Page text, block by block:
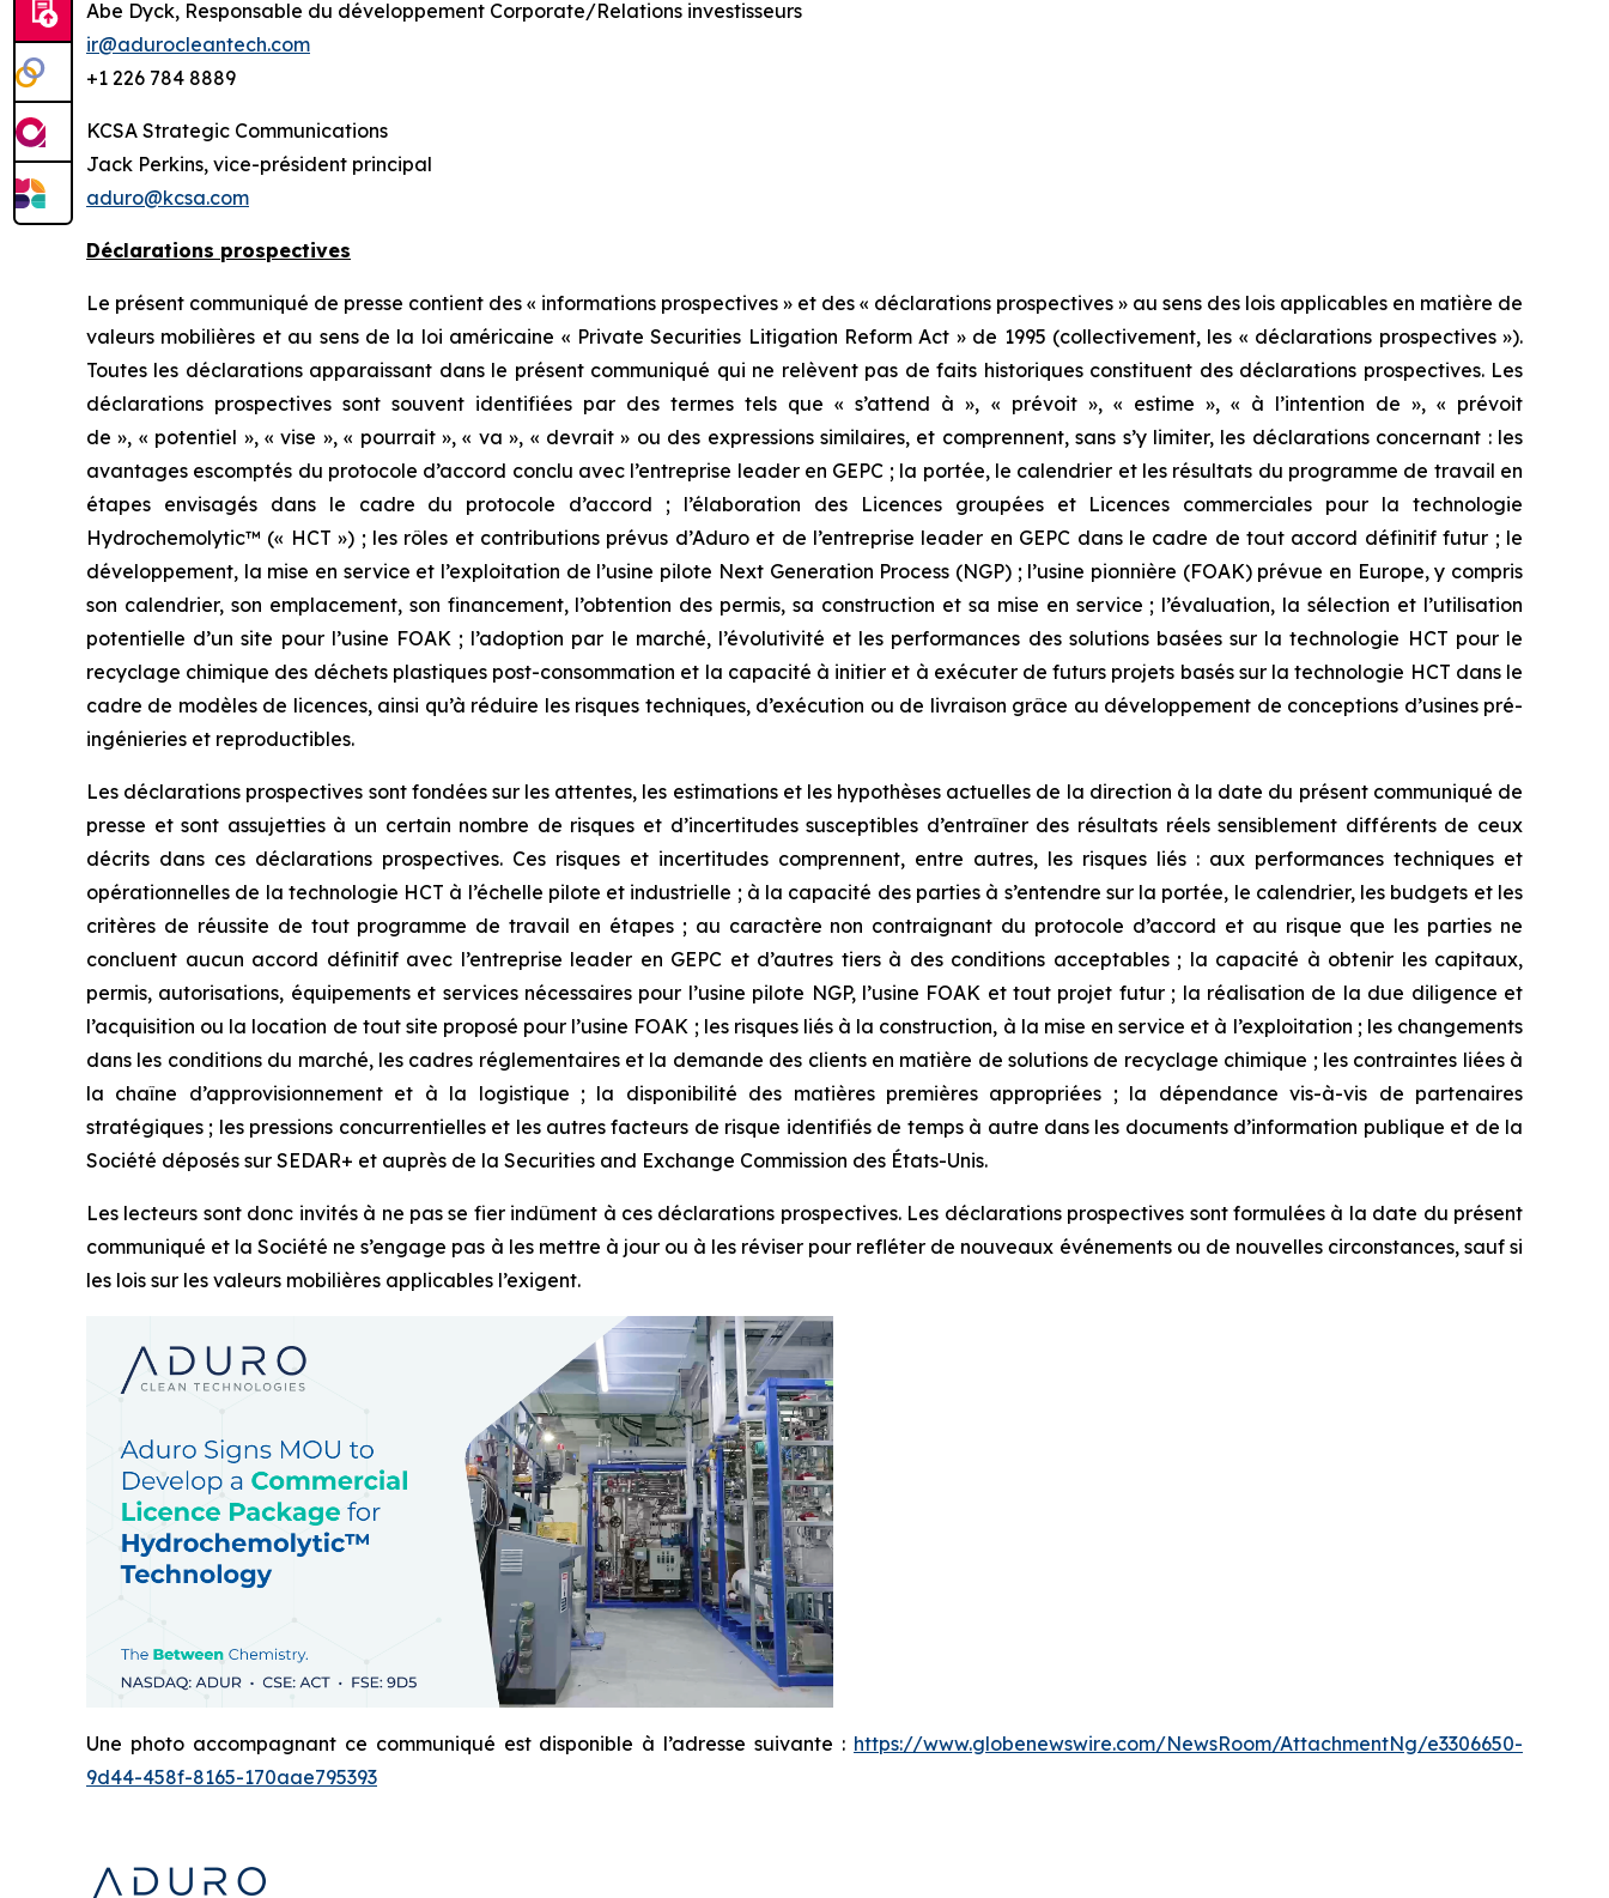
Abe Dyck, Responsable du développement Corporate/Relations investisseurs
ir@adurocleantech.com
+1 226 784 8889
KCSA Strategic Communications
Jack Perkins, vice-président principal
aduro@kcsa.com
Déclarations prospectives
Le présent communiqué de presse contient des « informations prospectives » et des « déclarations prospectives » au sens des lois applicables en matière de
valeurs mobilières et au sens de la loi américaine « Private Securities Litigation Reform Act » de 1995 (collectivement, les « déclarations prospectives »).
Toutes les déclarations apparaissant dans le présent communiqué qui ne relèvent pas de faits historiques constituent des déclarations prospectives. Les
déclarations prospectives sont souvent identifiées par des termes tels que « s’attend à », « prévoit », « estime », « à l’intention de », « prévoit
de », « potentiel », « vise », « pourrait », « va », « devrait » ou des expressions similaires, et comprennent, sans s’y limiter, les déclarations concernant : les
avantages escomptés du protocole d’accord conclu avec l’entreprise leader en GEPC ; la portée, le calendrier et les résultats du programme de travail en
étapes envisagés dans le cadre du protocole d’accord ; l’élaboration des Licences groupées et Licences commerciales pour la technologie
Hydrochemolytic™ (« HCT ») ; les rôles et contributions prévus d’Aduro et de l’entreprise leader en GEPC dans le cadre de tout accord définitif futur ; le
développement, la mise en service et l’exploitation de l’usine pilote Next Generation Process (NGP) ; l’usine pionnière (FOAK) prévue en Europe, y compris
son calendrier, son emplacement, son financement, l’obtention des permis, sa construction et sa mise en service ; l’évaluation, la sélection et l’utilisation
potentielle d’un site pour l’usine FOAK ; l’adoption par le marché, l’évolutivité et les performances des solutions basées sur la technologie HCT pour le
recyclage chimique des déchets plastiques post-consommation et la capacité à initier et à exécuter de futurs projets basés sur la technologie HCT dans le
cadre de modèles de licences, ainsi qu’à réduire les risques techniques, d’exécution ou de livraison grâce au développement de conceptions d’usines pré-
ingénieries et reproductibles.
Les déclarations prospectives sont fondées sur les attentes, les estimations et les hypothèses actuelles de la direction à la date du présent communiqué de
presse et sont assujetties à un certain nombre de risques et d’incertitudes susceptibles d’entraîner des résultats réels sensiblement différents de ceux
décrits dans ces déclarations prospectives. Ces risques et incertitudes comprennent, entre autres, les risques liés : aux performances techniques et
opérationnelles de la technologie HCT à l’échelle pilote et industrielle ; à la capacité des parties à s’entendre sur la portée, le calendrier, les budgets et les
critères de réussite de tout programme de travail en étapes ; au caractère non contraignant du protocole d’accord et au risque que les parties ne
concluent aucun accord définitif avec l’entreprise leader en GEPC et d’autres tiers à des conditions acceptables ; la capacité à obtenir les capitaux,
permis, autorisations, équipements et services nécessaires pour l’usine pilote NGP, l’usine FOAK et tout projet futur ; la réalisation de la due diligence et
l’acquisition ou la location de tout site proposé pour l’usine FOAK ; les risques liés à la construction, à la mise en service et à l’exploitation ; les changements
dans les conditions du marché, les cadres réglementaires et la demande des clients en matière de solutions de recyclage chimique ; les contraintes liées à
la chaîne d’approvisionnement et à la logistique ; la disponibilité des matières premières appropriées ; la dépendance vis-à-vis de partenaires
stratégiques ; les pressions concurrentielles et les autres facteurs de risque identifiés de temps à autre dans les documents d’information publique et de la
Société déposés sur SEDAR+ et auprès de la Securities and Exchange Commission des États-Unis.
Les lecteurs sont donc invités à ne pas se fier indûment à ces déclarations prospectives. Les déclarations prospectives sont formulées à la date du présent
communiqué et la Société ne s’engage pas à les mettre à jour ou à les réviser pour refléter de nouveaux événements ou de nouvelles circonstances, sauf si
les lois sur les valeurs mobilières applicables l’exigent.
Une photo accompagnant ce communiqué est disponible à l’adresse suivante : https://www.globenewswire.com/NewsRoom/AttachmentNg/e3306650-
9d44-458f-8165-170aae795393